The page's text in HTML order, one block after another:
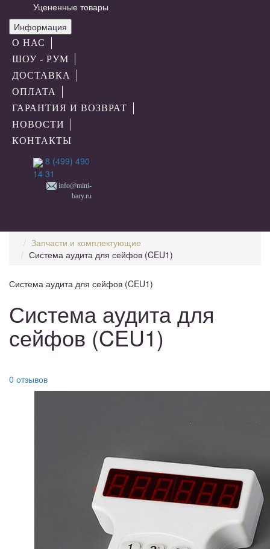
Уцененные товары
Информация
О НАС
ШОУ - РУМ
ДОСТАВКА
ОПЛАТА
ГАРАНТИЯ И ВОЗВРАТ
НОВОСТИ
КОНТАКТЫ
8 (499) 490
14 31
info@mini-
bary.ru
Запчасти и комплектующие
Система аудита для сейфов (CEU1)
Система аудита для сейфов (CEU1)
Система аудита для
сейфов (CEU1)
0 отзывов